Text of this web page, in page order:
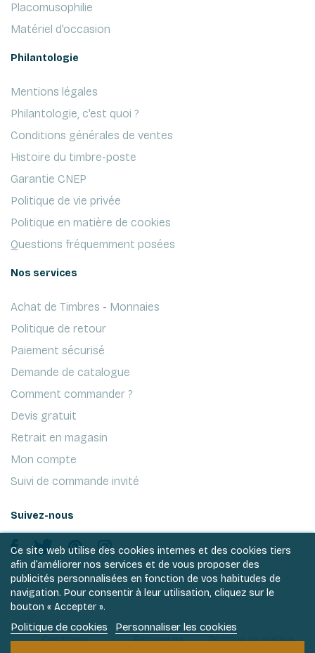
Placomusophilie
Matériel d'occasion
Philantologie
Mentions légales
Philantologie, c'est quoi ?
Conditions générales de ventes
Histoire du timbre-poste
Garantie CNEP
Politique de vie privée
Politique en matière de cookies
Questions fréquemment posées
Nos services
Achat de Timbres - Monnaies
Politique de retour
Paiement sécurisé
Demande de catalogue
Comment commander ?
Devis gratuit
Retrait en magasin
Mon compte
Suivi de commande invité
Suivez-nous
Ce site web utilise des cookies internes et des cookies tiers
afin d’améliorer nos services et de vous proposer des
publicités personnalisées en fonction de vos habitudes de
navigation. Pour consentir à leur utilisation, cliquez sur le
bouton « Accepter ».
Politique de cookies Personnaliser les cookies
Conditions
Politique de
Politique en matière